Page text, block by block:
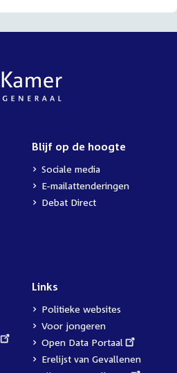
Blijf op de hoogte
Sociale media
E-mailattenderingen
Debat Direct
Links
Politieke websites
Voor jongeren
External
link:
Open Data Portaal
Erelijst van Gevallenen